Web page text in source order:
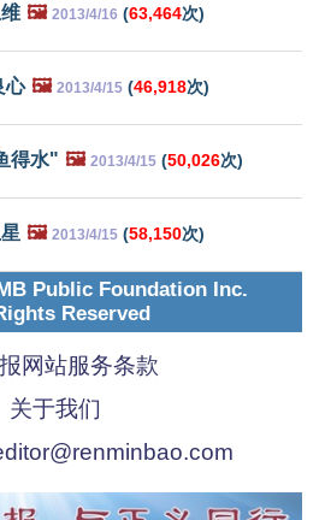
🖼️ 2013/4/16 (63,464次)
心 🖼️ 2013/4/15 (46,918次)
得水" 🖼️ 2013/4/15 (50,026次)
🖼️ 2013/4/15 (58,150次)
Public Foundation Inc.
Reserved
网站服务条款
关于我们